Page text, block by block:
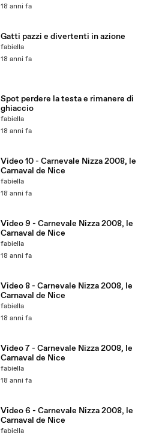
18 anni fa
Gatti pazzi e divertenti in azione
fabiella
18 anni fa
Spot perdere la testa e rimanere di
ghiaccio
fabiella
18 anni fa
Video 10 - Carnevale Nizza 2008, le
Carnaval de Nice
fabiella
18 anni fa
Video 9 - Carnevale Nizza 2008, le
Carnaval de Nice
fabiella
18 anni fa
Video 8 - Carnevale Nizza 2008, le
Carnaval de Nice
fabiella
18 anni fa
Video 7 - Carnevale Nizza 2008, le
Carnaval de Nice
fabiella
18 anni fa
Video 6 - Carnevale Nizza 2008, le
Carnaval de Nice